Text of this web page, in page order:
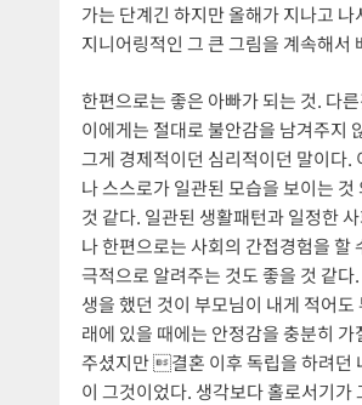
가는 단계긴 하지만 올해가 지나고 나
지니어링적인 그 큰 그림을 계속해서
한편으로는 좋은 아빠가 되는 것. 다
이에게는 절대로 불안감을 남겨주지
그게 경제적이던 심리적이던 말이다.
나 스스로가 일관된 모습을 보이는 것
것 같다. 일관된 생활패턴과 일정한
나 한편으로는 사회의 간접경험을 할
극적으로 알려주는 것도 좋을 것 같다
생을 했던 것이 부모님이 내게 적어도
래에 있을 때에는 안정감을 충분히 가
주셨지만 결혼 이후 독립을 하려던
이 그것이었다. 생각보다 홀로서기가